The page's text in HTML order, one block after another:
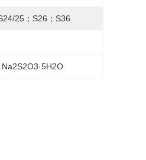
25；S26；S36